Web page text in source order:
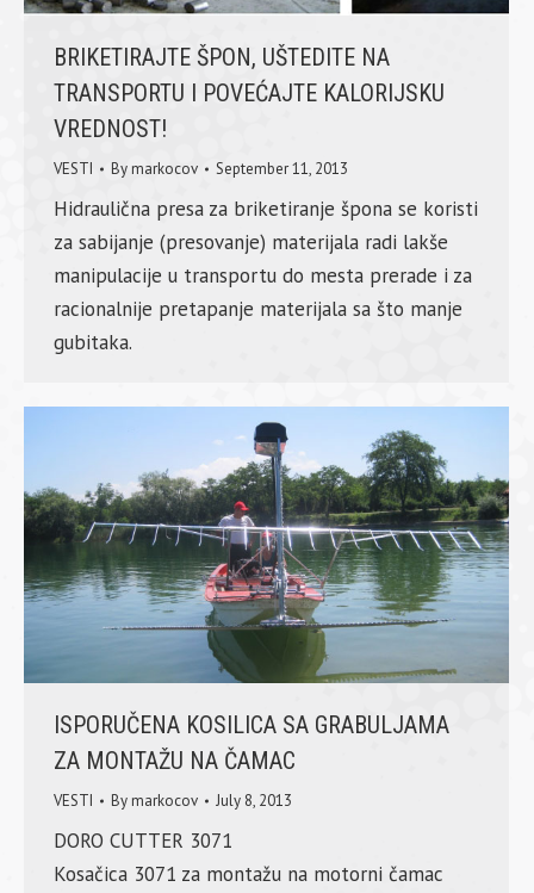
BRIKETIRAJTE ŠPON, UŠTEDITE NA
TRANSPORTU I POVEĆAJTE KALORIJSKU
VREDNOST!
VESTI Bymarkocov September 11, 2013
Hidraulična presa za briketiranje špona se koristi
za sabijanje (presovanje) materijala radi lakše
manipulacije u transportu do mesta prerade i za
racionalnije pretapanje materijala sa što manje
gubitaka.
ISPORUČENA KOSILICA SA GRABULJAMA
ZA MONTAŽU NA ČAMAC
VESTI By markocov July 8, 2013
DORO CUTTER 3071
Kosačica 3071 za montažu na motorni čamac